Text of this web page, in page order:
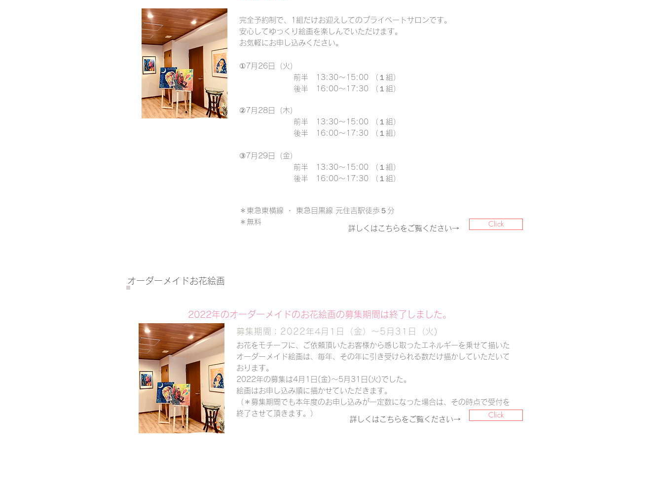
完全予約制で、1組だけお迎えしてのプライベートサロンです。
安心してゆっくり絵画を楽しんでいただけます。
​お気軽にお申し込みください。
①7月26日（火）
前半 13:30～15:00 （１組）
後半 16:00～17:30 （１組）
②7月28日（木）
前半 13:30～15:00 （１組）
後半 16:00～17:30 （１組）
③7月29日（金）
前半 13:30～15:00 （１組）
後半 16:00～17:30 （１組）
＊東急東横線 ・ 東急目黒線 元住吉駅徒歩５分
​＊無料
詳しくはこちらをご覧ください→
Click
オーダーメイドお花絵画
2022年のオーダーメイドのお花絵画の募集期間は終了しました。
募集期間：2022年4月1日（金）〜5月31日（火)
お花をモチーフに、ご依頼頂いたお客様から感じ取ったエネルギーを乗せて描いた
オーダーメイド絵画は、毎年、その年に引き受けられる数だけ描かしていただいて
おります。
2022年の募集は4月1日(金)〜5月31日(火)でした。
絵画はお申し込み順に描かせていただきます。
（＊募集期間でも本年度のお申し込みが一定数になった場合は、その時点で受付を
終了させて頂きます。）
詳しくはこちらをご覧ください→
Click